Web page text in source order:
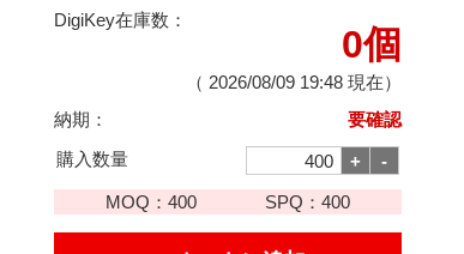
DigiKey在庫数：
0個
（ 2026/08/09 19:48 現在）
納期：
要確認
購入数量
MOQ：400 SPQ： 400